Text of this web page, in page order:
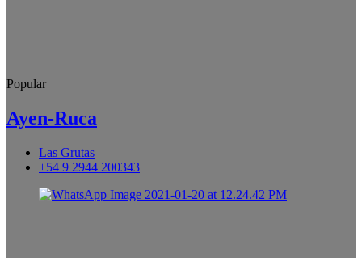
Popular
Ayen-Ruca
Las Grutas
+54 9 2944 200343